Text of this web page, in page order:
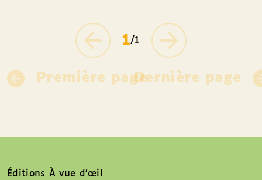
Première page
1/1
Dernière page
Éditions À vue d’œil